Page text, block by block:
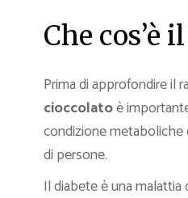
Che cos’è
Prima di approfondire il
cioccolatoè
condizione
di persone.
Il diabete è una malattia